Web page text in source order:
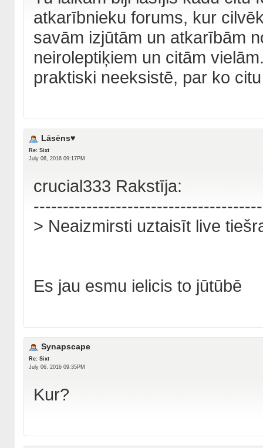
atkarībnieku forums, kur
savām izjūtām un atkarībām
neiroleptiķiem un citām
praktiski neeksistē, par ko
Lāsēns♥
Re: Sixt
July 06, 2016 09:17PM
crucial333 Rakstīja:
> Neaizmirsti uztaisīt live
Es jau esmu ielicis to jūtūbē
Synapscape
Re: Sixt
July 06, 2016 09:35PM
Kur?